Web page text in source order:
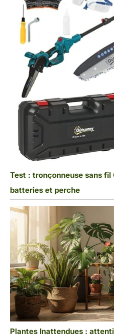
Test : tronçonneuse sans
batteries et perche
Plantes Inattendues :